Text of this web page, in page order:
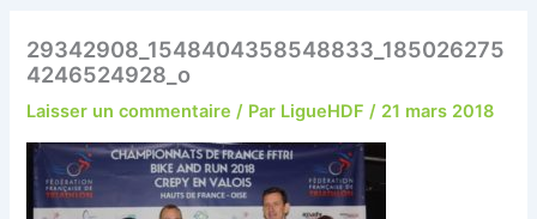
29342908_1548404358548833_185026275
4246524928_o
Laisser un commentaire / Par LigueHDF/ 21 mars 2018